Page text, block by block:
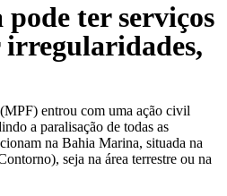
ter serviços
irregularidades,
entrou com uma ação civil
a paralisação de todas as
na Bahia Marina, situada na
seja na área terrestre ou na